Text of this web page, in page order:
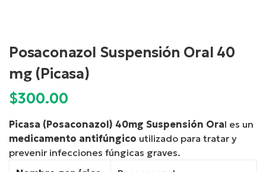
Posaconazol Suspensión Oral 40
mg (Picasa)
$300.00
Picasa (Posaconazol) 40mg Suspensión Oral es un
medicamento antifúngico utilizado para tratar y
prevenir infecciones fúngicas graves.